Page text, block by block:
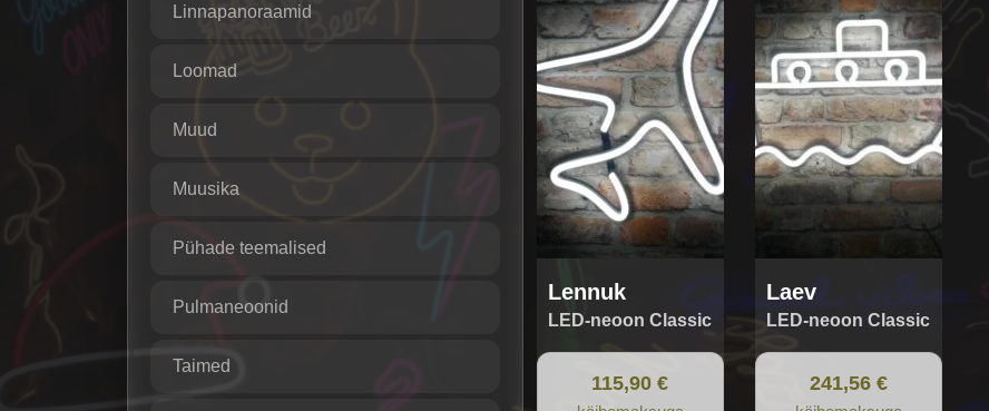
Linnapanoraamid
Loomad
Muud
Muusika
Pühade teemalised
Pulmaneoonid
Taimed
Lennuk
LED-neoon Classic
115,90 €
Laev
LED-neoon Classic
241,56 €